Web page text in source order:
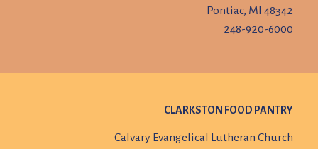
Pontiac, MI 48342
248-920-6000
CLARKSTON FOOD PANTRY
Calvary Evangelical Lutheran Church